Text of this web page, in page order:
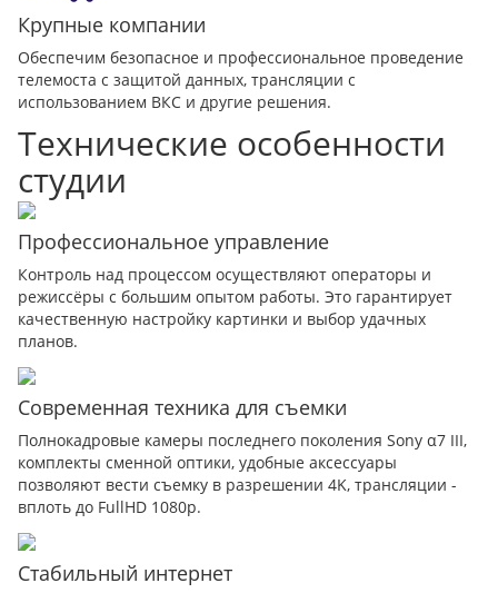
Крупные компании
Обеспечим безопасное и профессиональное проведение
телемоста с защитой данных, трансляции с
использованием ВКС и другие решения.
Технические особенности
студии
Профессиональное управление
Контроль над процессом осуществляют операторы и
режиссёры с большим опытом работы. Это гарантирует
качественную настройку картинки и выбор удачных
планов.
Современная техника для съемки
Полнокадровые камеры последнего поколения Sony α7 III,
комплекты сменной оптики, удобные аксессуары
позволяют вести съемку в разрешении 4K, трансляции -
вплоть до FullHD 1080p.
Стабильный интернет